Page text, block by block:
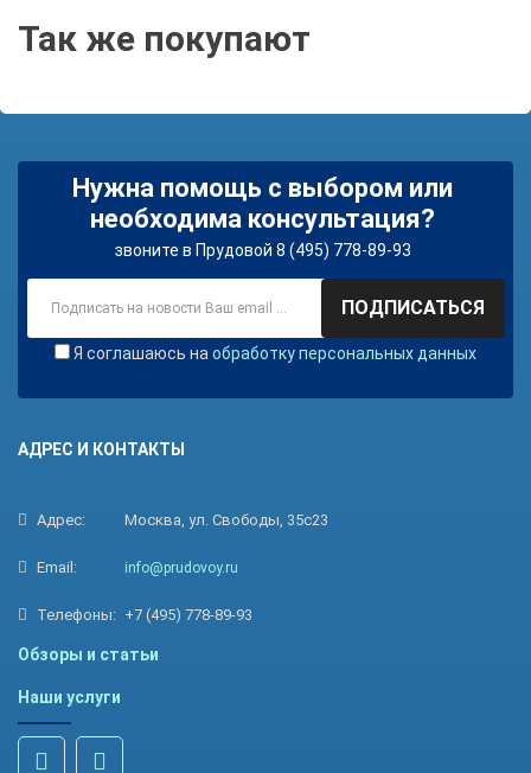
Так же покупают
Нужна помощь с выбором или
необходима консультация?
звоните в Прудовой 8 (495) 778-89-93
ПОДПИСАТЬСЯ
Я соглашаюсь на обработку персональных данных
АДРЕС И КОНТАКТЫ
Адрес: Москва, ул. Свободы, 35с23
Email: info@prudovoy.ru
Телефоны: +7 (495) 778-89-93
Обзоры и статьи
Наши услуги